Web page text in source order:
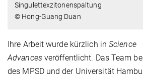
Singulettexzitonenspaltung
© Hong-Guang Duan
Ihre Arbeit wurde kürzlich in Science
Advances veröffentlicht. Das Team
des MPSD und der Universität